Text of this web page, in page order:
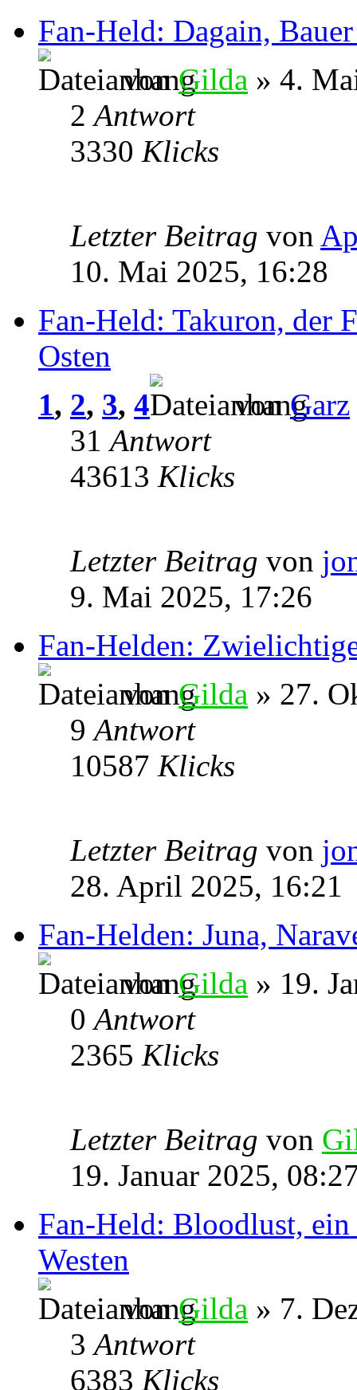
Fan-Held: Dagain,
vonGilda » 4.
2Antwort
3330 Klicks
Letzter Beitrag von
10. Mai 2025, 16:28
Fan-Held: Takuron, der
Osten
1, 2, 3, 4 vonGarz
31Antwort
43613 Klicks
Letzter Beitrag von
9. Mai 2025, 17:26
Fan-Helden:
vonGilda » 27.
9Antwort
10587 Klicks
Letzter Beitrag von
28. April 2025, 16:21
Fan-Helden: Juna,
vonGilda » 19.
0Antwort
2365 Klicks
Letzter Beitrag von
19. Januar 2025,
Fan-Held: Bloodlust, ein
Westen
vonGilda » 7.
3Antwort
6383 Klicks